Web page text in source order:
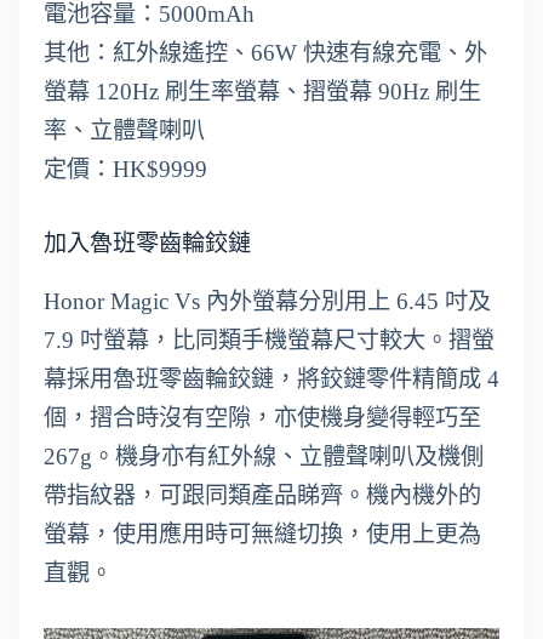
電池容量：5000mAh
其他：紅外線遙控、66W 快速有線充電、外
螢幕 120Hz 刷生率螢幕、摺螢幕 90Hz 刷生
率、立體聲喇叭
定價：HK$9999
加入魯班零齒輪鉸鏈
Honor Magic Vs 內外螢幕分別用上 6.45 吋及
7.9 吋螢幕，比同類手機螢幕尺寸較大。摺螢
幕採用魯班零齒輪鉸鏈，將鉸鏈零件精簡成 4
個，摺合時沒有空隙，亦使機身變得輕巧至
267g。機身亦有紅外線、立體聲喇叭及機側
帶指紋器，可跟同類產品睇齊。機內機外的
螢幕，使用應用時可無縫切換，使用上更為
直觀。